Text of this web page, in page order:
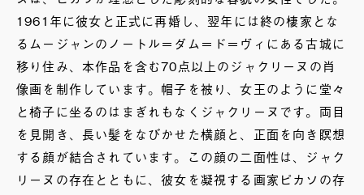
1961年に彼女と正式に再婚し、翌年には終の棲家とな
るムージャンのノートル＝ダム＝ド＝ヴィにある古城に
移り住み、本作品を含む70点以上のジャクリーヌの肖
像画を制作しています。帽子を被り、女王のように堂々
と椅子に坐るのはまぎれもなくジャクリーヌです。両目
を見開き、長い髪をなびかせた横顔と、正面を向き瞑想
する顔が結合されています。この顔の二面性は、ジャク
リーヌの存在とともに、彼女を凝視する画家ピカソの存